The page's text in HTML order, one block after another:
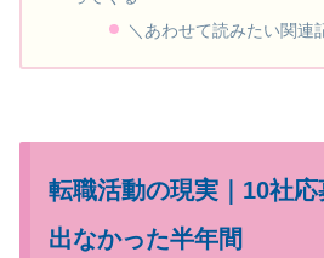
＼あわせて読みたい関連
転職活動の現実｜10社
出なかった半年間